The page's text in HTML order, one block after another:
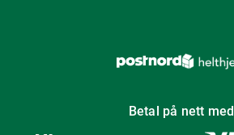
Betal på nett med